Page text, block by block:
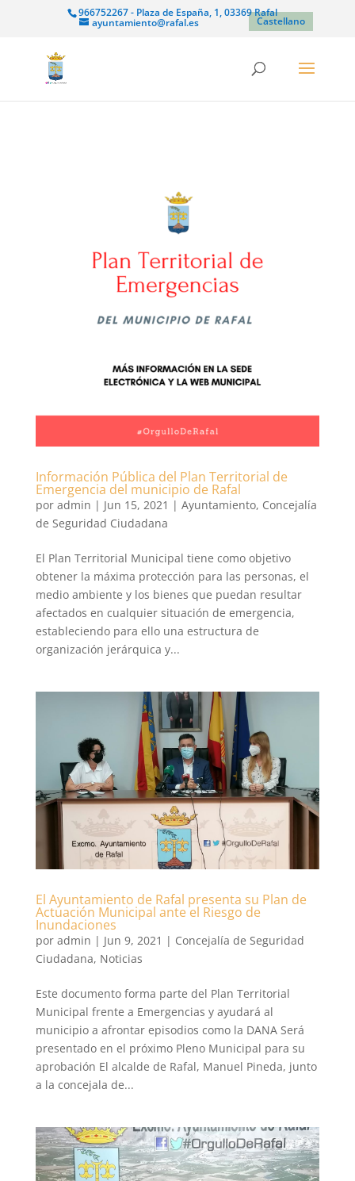
966752267 - Plaza de España, 1, 03369 Rafal
ayuntamiento@rafal.es Castellano
Información Pública del Plan Territorial de
Emergencia del municipio de Rafal
por admin | Jun 15, 2021 | Ayuntamiento, Concejalía
de Seguridad Ciudadana
El Plan Territorial Municipal tiene como objetivo
obtener la máxima protección para las personas, el
medio ambiente y los bienes que puedan resultar
afectados en cualquier situación de emergencia,
estableciendo para ello una estructura de
organización jerárquica y...
El Ayuntamiento de Rafal presenta su Plan de
Actuación Municipal ante el Riesgo de
Inundaciones
por admin | Jun 9, 2021 | Concejalía de Seguridad
Ciudadana, Noticias
Este documento forma parte del Plan Territorial
Municipal frente a Emergencias y ayudará al
municipio a afrontar episodios como la DANA Será
presentado en el próximo Pleno Municipal para su
aprobación El alcalde de Rafal, Manuel Pineda, junto
a la concejala de...